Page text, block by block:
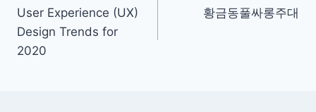
navigation
User Experience (UX)
Design Trends for
2020
황금동풀싸롱주대